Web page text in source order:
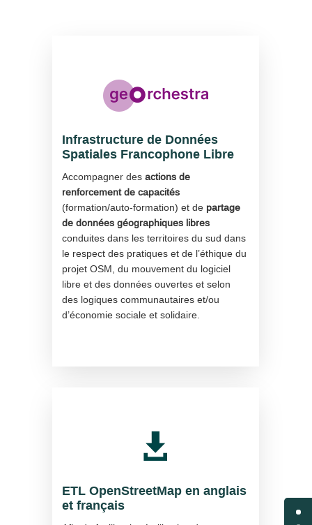
Infrastructure de Données
Spatiales Francophone Libre
Accompagner desactions de
renforcement de capacités
(formation/auto-formation) et de partage
de données géographiques libres
conduites dans les territoires du sud dans
le respect des pratiques et de l’éthique du
projet OSM, du mouvement du logiciel
libre et des données ouvertes et selon
des logiques communautaires et/ou
d’économie sociale et solidaire.

ETL OpenStreetMap en anglais
et français